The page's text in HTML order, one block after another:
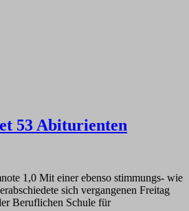
53 Abiturienten
1,0 Mit einer ebenso stimmungs- wie
sich vergangenen Freitag
Beruflichen Schule für